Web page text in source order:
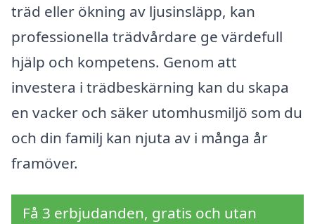
träd eller ökning av ljusinsläpp, kan
professionella trädvårdare ge värdefull
hjälp och kompetens. Genom att
investera i trädbeskärning kan du skapa
en vacker och säker utomhusmiljö som du
och din familj kan njuta av i många år
framöver.
Få 3 erbjudanden, gratis och utan